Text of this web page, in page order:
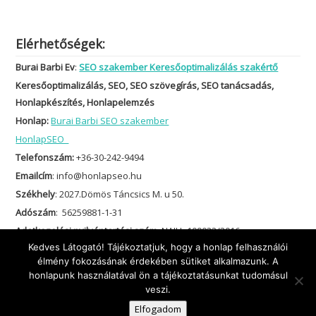
Elérhetőségek:
Burai Barbi Ev
Keresőoptimalizálás, SEO, SEO szövegírás, SEO tanácsadás,
Honlapkészítés, Honlapelemzés
Honlap:
Burai Barbi SEO szakember
HonlapSEO
Telefonszám:
+36-30-242-9494
Emailcím: info@honlapseo.hu
Székhely: 2027.Dömös Táncsics M. u 50.
Adószám: 56259881-1-31
Adatkezelési nyilvántartási szám: NAIH -109022/2016.
Kedves Látogató! Tájékoztatjuk, hogy a honlap felhasználói
élmény fokozásának érdekében sütiket alkalmazunk. A
honlapunk használatával ön a tájékoztatásunkat tudomásul
veszi.
Elfogadom